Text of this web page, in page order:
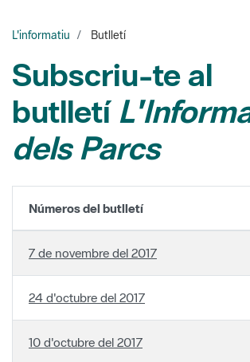
L'informatiu Butlletí
Subscriu-te al
butlletí
dels Parcs
Números del butlletí
7 de novembre del 2017
24 d'octubre del 2017
10 d'octubre del 2017